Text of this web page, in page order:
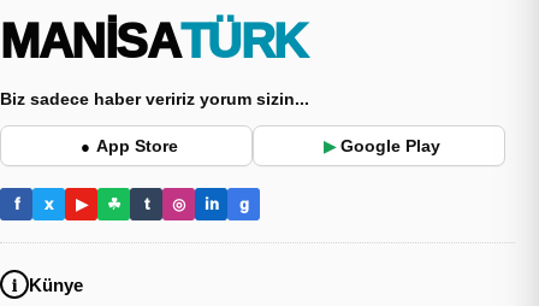
MANİSA TÜRK
Biz sadece haber veririz yorum sizin...
● App Store ▶ Google Play
f x ▶ ☘ t ◎ in g
Künye